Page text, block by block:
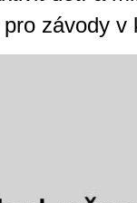
závody v